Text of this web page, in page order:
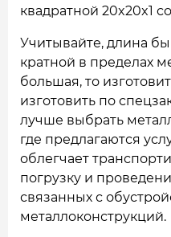
квадратной 20x20x1
Учитывайте, длина
кратной в пределах
большая, то
изготовить по
лучше выбрать
где предлагаются
облегчает
погрузку и
связанных с
металлоконструкций.